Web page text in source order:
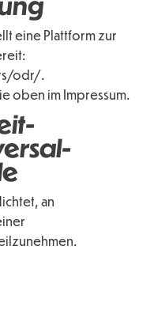
eine Plattform zur
odr/.
oben im Impressum.
an